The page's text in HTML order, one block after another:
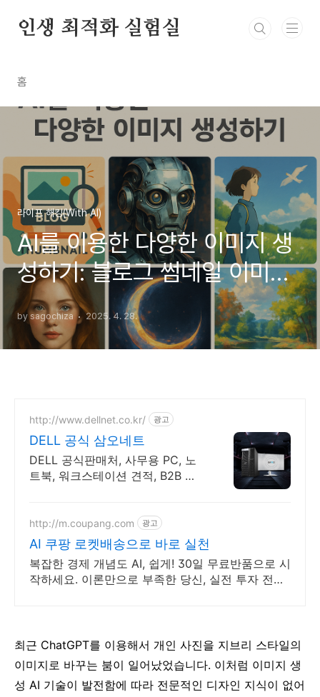
인생 최적화 실험실
홈
라이프 해킹(With AI)
AI를 이용한 다양한 이미지 생
성하기: 블로그 썸네일 이미지
부터 지브리까지
by sagochiza 2025. 4. 28.
http://www.dellnet.co.kr/ 광고
DELL 공식 삼오네트
DELL 공식판매처, 사무용 PC, 노
트북, 워크스테이션 견적, B2B 견
http://m.coupang.com 광고
AI 쿠팡 로켓배송으로 바로 실천
복잡한 경제 개념도 AI, 쉽게! 30일 무료반품으로 시
작하세요. 이론만으로 부족한 당신, 실전 투자 전략
최근 ChatGPT를 이용해서 개인 사진을 지브리 스타일의
이미지로 바꾸는 붐이 일어났었습니다. 이처럼 이미지 생
성 AI 기술이 발전함에 따라 전문적인 디자인 지식이 없어